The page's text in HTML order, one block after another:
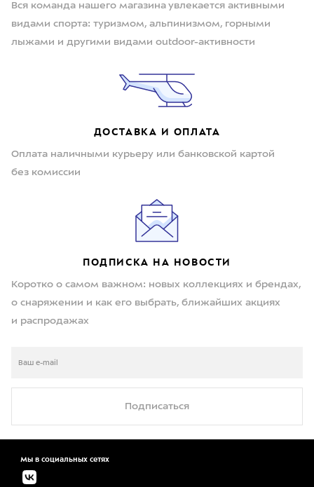
Вся команда нашего магазина увлекается активными
видами спорта: туризмом, альпинизмом, горными
лыжами и другими видами outdoor-активности
ДОСТАВКА И ОПЛАТА
Оплата наличными курьеру или банковской картой
без комиссии
ПОДПИСКА НА НОВОСТИ
Коротко о самом важном: новых коллекциях и брендах,
о снаряжении и как его выбрать, ближайших акциях
и распродажах
Подписаться
Мы в социальных сетях